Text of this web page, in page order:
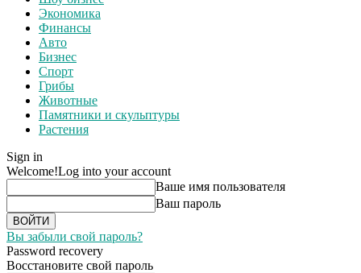
Экономика
Финансы
Авто
Бизнес
Спорт
Грибы
Животные
Памятники и скульптуры
Растения
Sign in
Welcome!Log into your account
Ваше имя пользователя
Ваш пароль
Вы забыли свой пароль?
Password recovery
Восстановите свой пароль